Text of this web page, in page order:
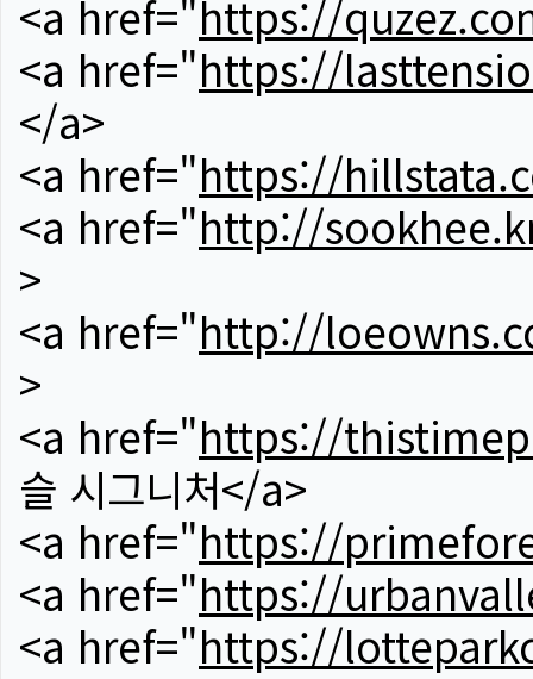
<a href="https://
<a href="https://
</a>
<a href="https://
<a href="http://
>
<a href="http://
>
<a href="https://
슬 시그니처</a>
<a href="https://
<a href="https://
<a href="https://